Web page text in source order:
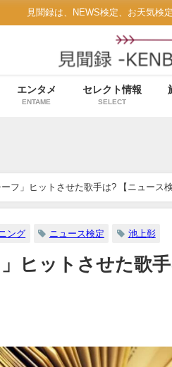
見聞録は、NEWS検定、お天気検
エンタメ
ENTAME
セレクト情報
SELECT
ーフ」ヒットさせた歌手は? 【ニュース検
ング ニュース検定 池上彰
ヒットさせた歌